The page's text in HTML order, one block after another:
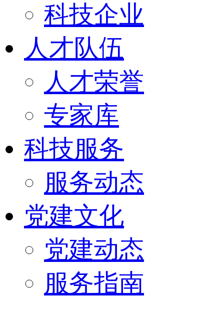
科技企业
人才队伍
人才荣誉
专家库
科技服务
服务动态
党建文化
党建动态
服务指南